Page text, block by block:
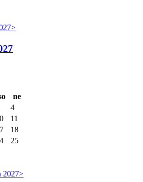
>
ne
2027>
4
11
18
25